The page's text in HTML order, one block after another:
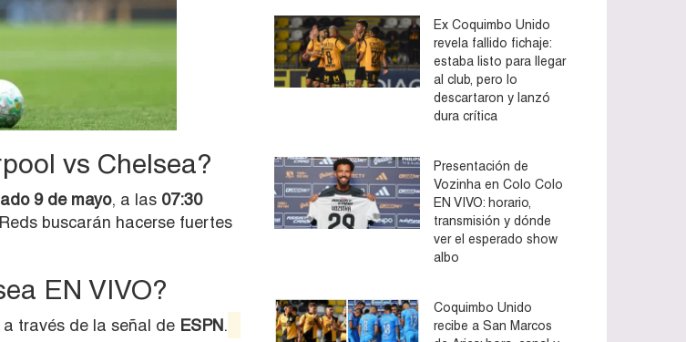
vs Chelsea?
9 de mayo, a las 07:30
buscarán hacerse fuertes
EN VIVO?
a través de la señal de ESPN.
Ex Coquimbo Unido
revela fallido fichaje:
estaba listo para llegar
al club, pero lo
descartaron y lanzó
dura crítica
Presentación de
Vozinha en Colo Colo
EN VIVO: horario,
transmisión y dónde
ver el esperado show
albo
Coquimbo Unido
recibe a San Marcos